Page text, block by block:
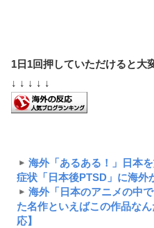
1日1回押していただけると大
↓ ↓ ↓ ↓ ↓
海外「あるある！」日本
症状「日本後PTSD」に海外
海外「日本のアニメの中
た名作といえばこの作品な
応】